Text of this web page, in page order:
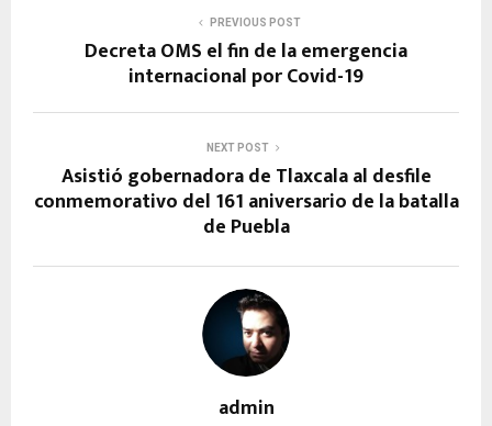
PREVIOUS POST
Decreta OMS el fin de la emergencia
internacional por Covid-19
NEXT POST
Asistió gobernadora de Tlaxcala al desfile
conmemorativo del 161 aniversario de la batalla
de Puebla
admin